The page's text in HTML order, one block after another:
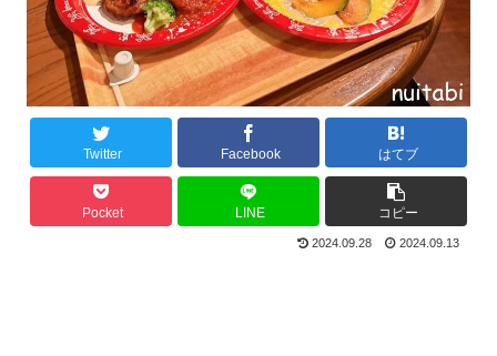
Twitter Facebook はてブ
Pocket LINE コピー
2024.09.28 2024.09.13